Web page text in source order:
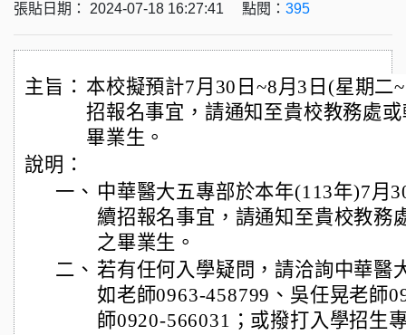
張貼日期： 2024-07-18 16:27:41 點閱： 395
主旨： 本校擬預計7月30日~8月3日(星期二
招報名事宜，請通知至貴校教務處
畢業生。
說明：
一、 中華醫大五專部於本年(113年)7月
續招報名事宜，請通知至貴校教務
之畢業生。
二、 若有任何入學疑問，請洽詢中華醫
如老師0963-458799、吳任晃老師
師0920-566031；或撥打入學招生